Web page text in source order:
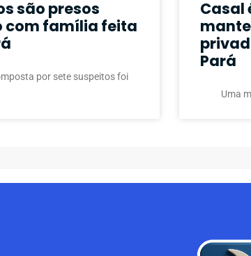
são presos
com família feita
por sete suspeitos foi
Casal
Pará
Uma